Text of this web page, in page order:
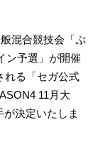
混合競技会「ぷ
ン予選」が開催
れる「セガ公式
11月大
決定いたしま